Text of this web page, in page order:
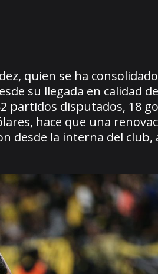
quien se ha
su llegada en calidad
disputados, 18
hace que una
desde la interna del